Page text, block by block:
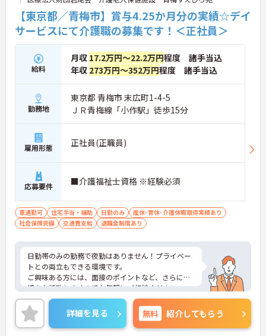
【東京都／青梅市】賞与4.25か月分の実績☆デイ
サービスにて介護職の募集です！＜正社員＞
給料
月収 17.2万円～22.2万円程度 諸手当込
年収 273万円～352万円程度 諸手当込
勤務地
東京都 青梅市 末広町1-4-5
ＪＲ青梅線「小作駅」徒歩15分
雇用形態 正社員(正職員)
応募要件 ■介護福祉士資格 ※経験必須
車通勤可 住宅手当・補助 日勤のみ
産休･育休･介護休暇取得実績あり
社会保険完備
交通費支給 退職金制度あり
日勤帯のみの勤務で夜勤はありません！プライベー
トとの両立もできる環境です。
ご興味ある方には、面接のポイントなど、さらに詳
細をお話致しますのでお気軽にご相談ください。
詳細を見る 無料 紹介してもらう